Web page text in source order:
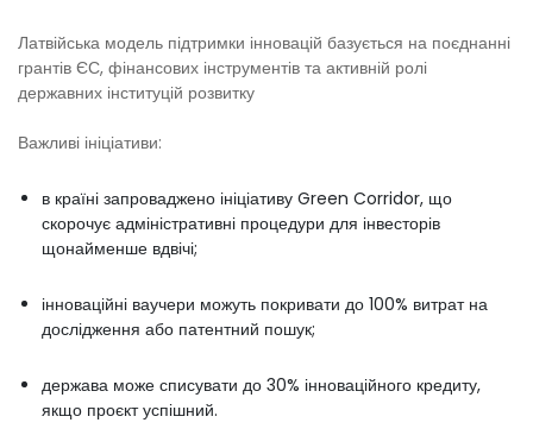
Латвійська модель підтримки інновацій базується на поєднанні
грантів ЄС, фінансових інструментів та активній ролі
державних інституцій розвитку
Важливі ініціативи:
в країні запроваджено ініціативу Green Corridor, що
скорочує адміністративні процедури для інвесторів
щонайменше вдвічі;
інноваційні ваучери можуть покривати до 100% витрат на
дослідження або патентний пошук;
держава може списувати до 30% інноваційного кредиту,
якщо проєкт успішний.